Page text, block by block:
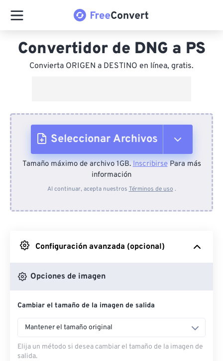
Convertidor de DNG a PS
Convierta ORIGEN a DESTINO en línea, gratis.
Seleccionar Archivos
Desde el dispositivo
Desde Google Drive
Desde OneDrive
Desde URL
Tamaño máximo de archivo 1GB.InscribirsePara más
información
Al continuar, acepta nuestros Términos de uso .
Configuración avanzada (opcional)
Opciones de imagen
Cambiar el tamaño de la imagen de salida
Mantener el tamaño original
Elija un método si desea cambiar el tamaño de la imagen de
salida.